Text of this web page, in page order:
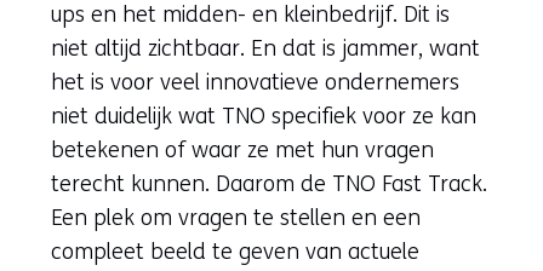
ups en het midden- en kleinbedrijf. Dit is
niet altijd zichtbaar. En dat is jammer, want
het is voor veel innovatieve ondernemers
niet duidelijk wat TNO specifiek voor ze kan
betekenen of waar ze met hun vragen
terecht kunnen. Daarom de TNO Fast Track.
Een plek om vragen te stellen en een
compleet beeld te geven van actuele